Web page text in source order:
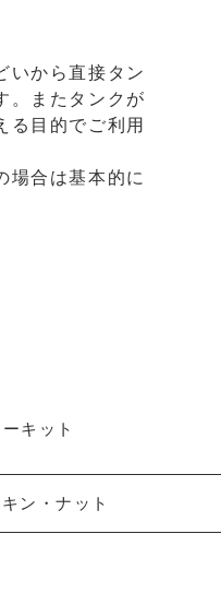
いから直接タン
。またタンクが
る目的でご利用
場合は基本的に
キット
ン・ナット